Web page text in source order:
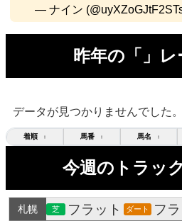
— ナイン
昨年の「」レ
データが見つかりませんでした。
着順 ↕ 馬番 ↕ 馬名 ↕
今週のトラッ
札幌 芝 フラット ダート フ